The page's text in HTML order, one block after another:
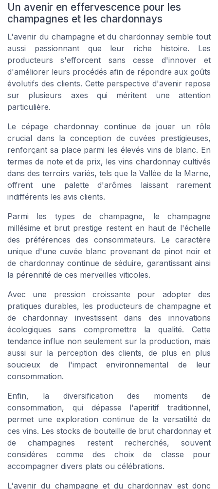
Un avenir en effervescence pour les
champagnes et les chardonnays
L'avenir du champagne et du chardonnay semble tout
aussi passionnant que leur riche histoire. Les
producteurs s'efforcent sans cesse d'innover et
d'améliorer leurs procédés afin de répondre aux goûts
évolutifs des clients. Cette perspective d'avenir repose
sur plusieurs axes qui méritent une attention
particulière.
Le cépage chardonnay continue de jouer un rôle
crucial dans la conception de cuvées prestigieuses,
renforçant sa place parmi les élevés vins de blanc. En
termes de note et de prix, les vins chardonnay cultivés
dans des terroirs variés, tels que la Vallée de la Marne,
offrent une palette d'arômes laissant rarement
indifférents les avis clients.
Parmi les types de champagne, le champagne
millésime et brut prestige restent en haut de l'échelle
des préférences des consommateurs. Le caractère
unique d'une cuvée blanc provenant de pinot noir et
de chardonnay continue de séduire, garantissant ainsi
la pérennité de ces merveilles viticoles.
Avec une pression croissante pour adopter des
pratiques durables, les producteurs de champagne et
de chardonnay investissent dans des innovations
écologiques sans compromettre la qualité. Cette
tendance influe non seulement sur la production, mais
aussi sur la perception des clients, de plus en plus
soucieux de l'impact environnemental de leur
consommation.
Enfin, la diversification des moments de
consommation, qui dépasse l'aperitif traditionnel,
permet une exploration continue de la versatilité de
ces vins. Les stocks de bouteille de brut chardonnay et
de champagnes restent recherchés, souvent
considéres comme des choix de classe pour
accompagner divers plats ou célébrations.
L'avenir du champagne et du chardonnay est donc